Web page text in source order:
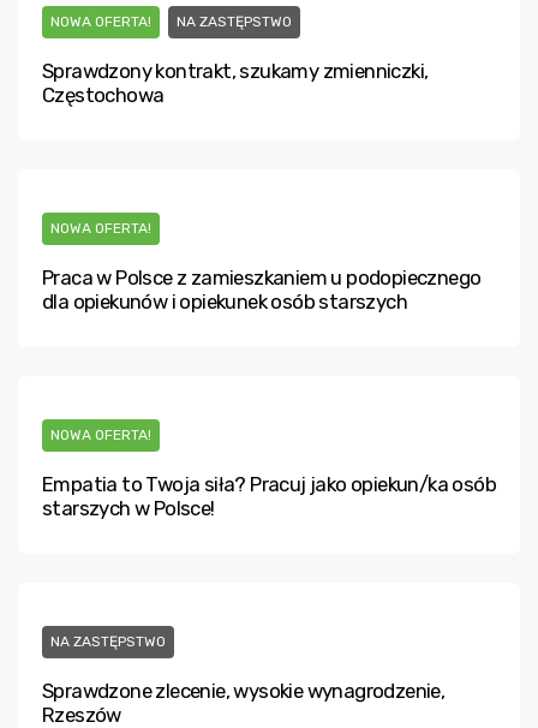
NOWA OFERTA! NA ZASTĘPSTWO
Sprawdzony kontrakt, szukamy zmienniczki,
Częstochowa
NOWA OFERTA!
Praca w Polsce z zamieszkaniem u podopiecznego
dla opiekunów i opiekunek osób starszych
NOWA OFERTA!
Empatia to Twoja siła? Pracuj jako opiekun/ka osób
starszych w Polsce!
NA ZASTĘPSTWO
Sprawdzone zlecenie, wysokie wynagrodzenie,
Rzeszów